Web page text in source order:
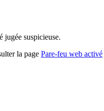
jugée suspicieuse.
la page Pare-feu web activé